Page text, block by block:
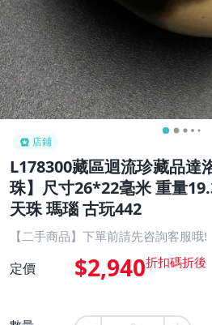
店鋪
L178300藏區迴流珍藏品達
珠】尺寸26*22毫米 重量
天珠 瑪瑙 古玩442
【二手商品】下單前請先咨詢客服哦!
定價 $2,940